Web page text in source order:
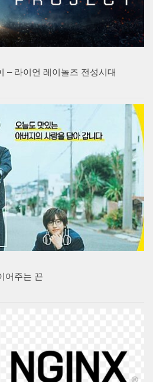
– 라이언 레이놀즈 전성시대
어주는 끈